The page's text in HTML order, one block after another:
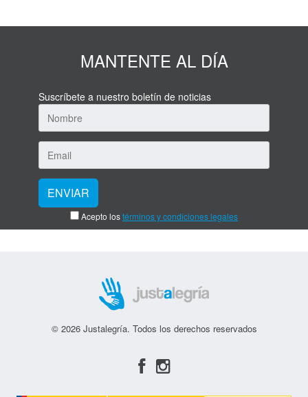
MANTENTE AL DÍA
Suscríbete a nuestro boletín de noticias
Acepto lostérminos y condiciones legales
© 2026 Justalegría. Todos los derechos reservados